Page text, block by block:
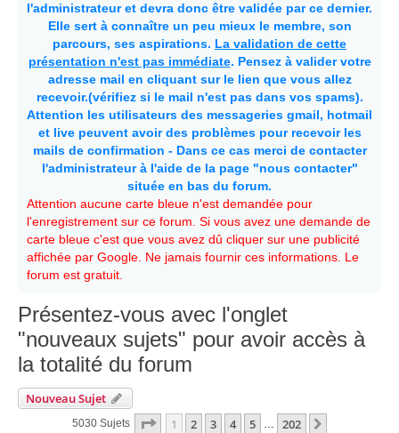
l'administrateur et devra donc être validée par ce dernier.
Elle sert à connaître un peu mieux le membre, son
parcours, ses aspirations. La validation de cette
présentation n'est pas immédiate. Pensez à valider votre
adresse mail en cliquant sur le lien que vous allez
recevoir.(vérifiez si le mail n'est pas dans vos spams).
Attention les utilisateurs des messageries gmail, hotmail
et live peuvent avoir des problèmes pour recevoir les
mails de confirmation - Dans ce cas merci de contacter
l'administrateur à l'aide de la page "nous contacter"
située en bas du forum.
Attention aucune carte bleue n'est demandée pour
l'enregistrement sur ce forum. Si vous avez une demande de
carte bleue c'est que vous avez dû cliquer sur une publicité
affichée par Google. Ne jamais fournir ces informations. Le
forum est gratuit.
Présentez-vous avec l'onglet
"nouveaux sujets" pour avoir accès à
la totalité du forum
Nouveau Sujet
5030 Sujets Page 1Sur 202
1 2 3 4 5 … 202